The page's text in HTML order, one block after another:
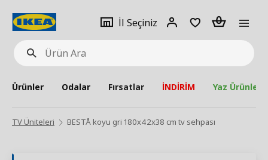
Ürün
Ara
İl Seçiniz
Giriş
Adet
Ürünler Odalar Fırsatlar İNDİRİM Yaz Ürünleri
TV Üniteleri BESTÅ koyu gri 180x42x38 cm tv sehpası